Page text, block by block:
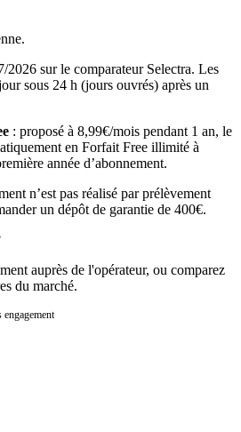
sur le comparateur Selectra. Les
sous 24 h (jours ouvrés) après un
: proposé à 8,99€/mois pendant 1 an, le
en Forfait Free illimité à
année d’abonnement.
n’est pas réalisé par prélèvement
un dépôt de garantie de 400€.
auprès de l'opérateur, ou comparez
du marché.
engagement